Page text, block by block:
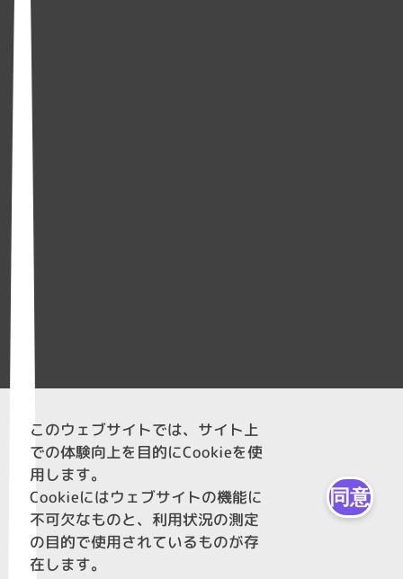
このウェブサイトでは、サイト上
での体験向上を目的にCookieを使
用します。
Cookieにはウェブサイトの機能に
不可欠なものと、利用状況の測定
の目的で使用されているものが存
在します。
同意